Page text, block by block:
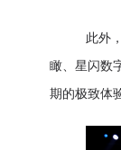
此外
瞰、星闪数
期的极致体